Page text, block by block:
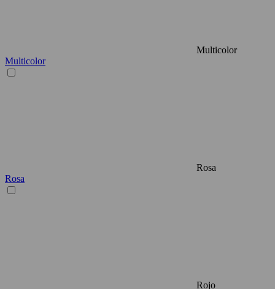
Multicolor
Multicolor
Rosa
Rosa
Rojo